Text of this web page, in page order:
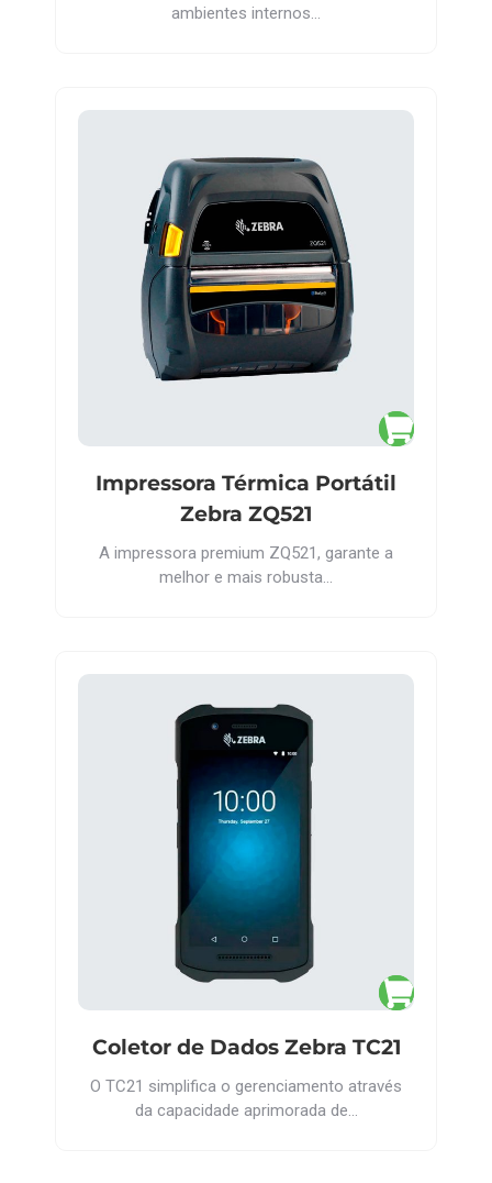
ambientes internos…
Impressora Térmica Portátil
Zebra ZQ521
A impressora premium ZQ521, garante a
melhor e mais robusta…
Coletor de Dados Zebra TC21
O TC21 simplifica o gerenciamento através
da capacidade aprimorada de…